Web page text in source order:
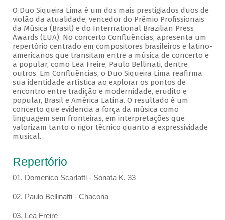
O Duo Siqueira Lima é um dos mais prestigiados duos de
violão da atualidade, vencedor do Prêmio Profissionais
da Música (Brasil) e do International Brazilian Press
Awards (EUA). No concerto Confluências, apresenta um
repertório centrado em compositores brasileiros e latino-
americanos que transitam entre a música de concerto e
a popular, como Lea Freire, Paulo Bellinati, dentre
outros. Em Confluências, o Duo Siqueira Lima reafirma
sua identidade artística ao explorar os pontos de
encontro entre tradição e modernidade, erudito e
popular, Brasil e América Latina. O resultado é um
concerto que evidencia a força da música como
linguagem sem fronteiras, em interpretações que
valorizam tanto o rigor técnico quanto a expressividade
musical.
Repertório
01. Domenico Scarlatti - Sonata K. 33
02. Paulo Bellinatti - Chacona
03. Lea Freire